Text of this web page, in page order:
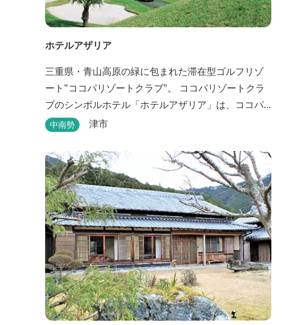
ホテルアザリア
三重県・青山高原の緑に包まれた滞在型ゴルフリゾ
ート"ココパリゾートクラブ"。 ココパリゾートクラ
ブのシンボルホテル「ホテルアザリア」は、ココパ
リゾートクラブ内にある静かで落ち着いた雰囲気の
や和洋室など多彩な客室を備え、窓からはリゾート
の美しい景色が広がります。 天然温泉の大浴場やサ
ウナも完備しており、 ゴルフの後はもちろん、伊
勢...
中南勢 津市